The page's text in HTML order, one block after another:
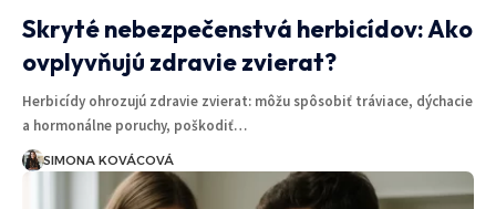
Skryté nebezpečenstvá herbicídov: Ako
ovplyvňujú zdravie zvierat?
Herbicídy ohrozujú zdravie zvierat: môžu spôsobiť tráviace, dýchacie
a hormonálne poruchy, poškodiť…
SIMONA KOVÁCOVÁ